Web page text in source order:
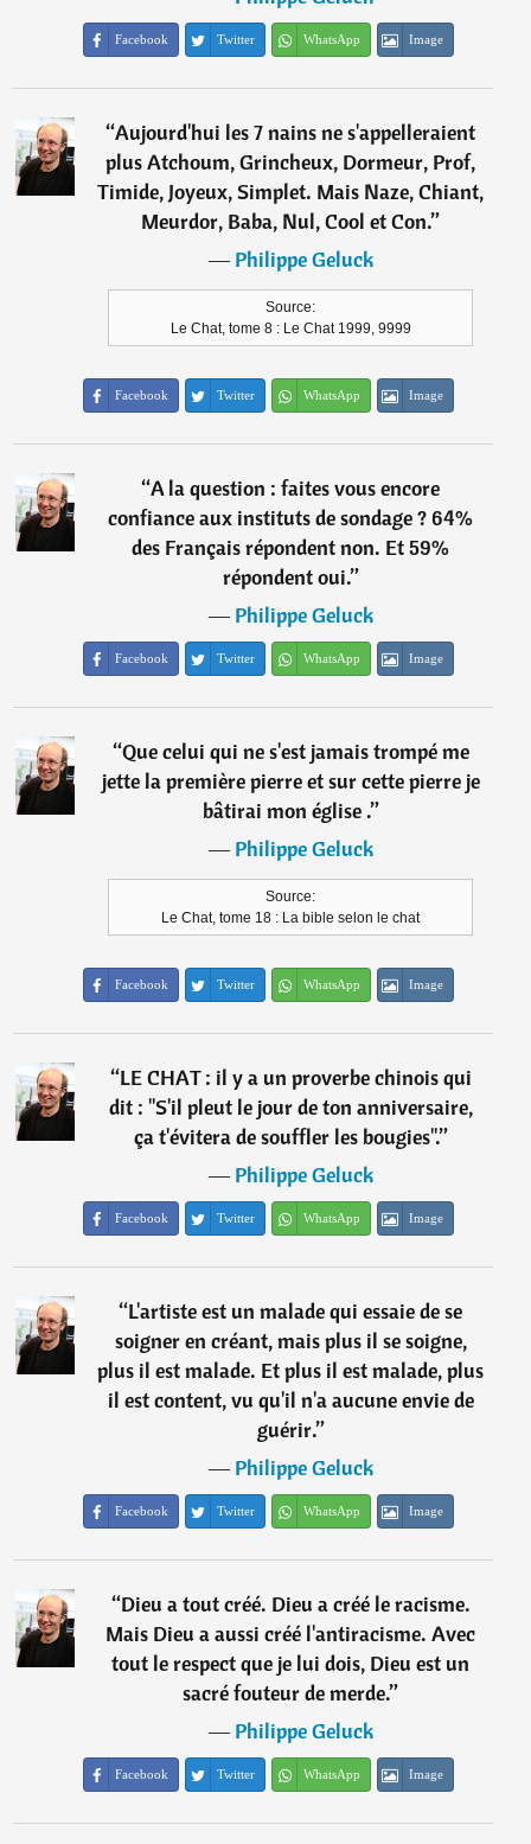
Facebook Twitter WhatsApp Image
“Aujourd'hui les 7 nains ne s'appelleraient
plus Atchoum, Grincheux, Dormeur, Prof,
Timide, Joyeux, Simplet. Mais Naze, Chiant,
Meurdor, Baba, Nul, Cool et Con.”
―Philippe Geluck
Source:
Le Chat, tome 8 : Le Chat 1999, 9999
Facebook Twitter WhatsApp Image
“A la question : faites vous encore
confiance aux instituts de sondage ? 64%
des Français répondent non. Et 59%
répondent oui.”
―Philippe Geluck
Facebook Twitter WhatsApp Image
“Que celui qui ne s'est jamais trompé me
jette la première pierre et sur cette pierre je
bâtirai mon église .”
―Philippe Geluck
Source:
Le Chat, tome 18 : La bible selon le chat
Facebook Twitter WhatsApp Image
“LE CHAT : il y a un proverbe chinois qui
dit : "S'il pleut le jour de ton anniversaire,
ça t'évitera de souffler les bougies".”
―Philippe Geluck
Facebook Twitter WhatsApp Image
“L'artiste est un malade qui essaie de se
soigner en créant, mais plus il se soigne,
plus il est malade. Et plus il est malade, plus
il est content, vu qu'il n'a aucune envie de
guérir.”
―Philippe Geluck
Facebook Twitter WhatsApp Image
“Dieu a tout créé. Dieu a créé le racisme.
Mais Dieu a aussi créé l'antiracisme. Avec
tout le respect que je lui dois, Dieu est un
sacré fouteur de merde.”
―Philippe Geluck
Facebook Twitter WhatsApp Image